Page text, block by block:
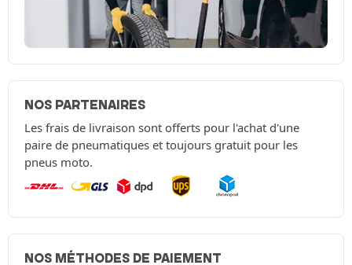
NOS PARTENAIRES
Les frais de livraison sont offerts pour l'achat d'une
paire de pneumatiques et toujours gratuit pour les
pneus moto.
NOS MÉTHODES DE PAIEMENT